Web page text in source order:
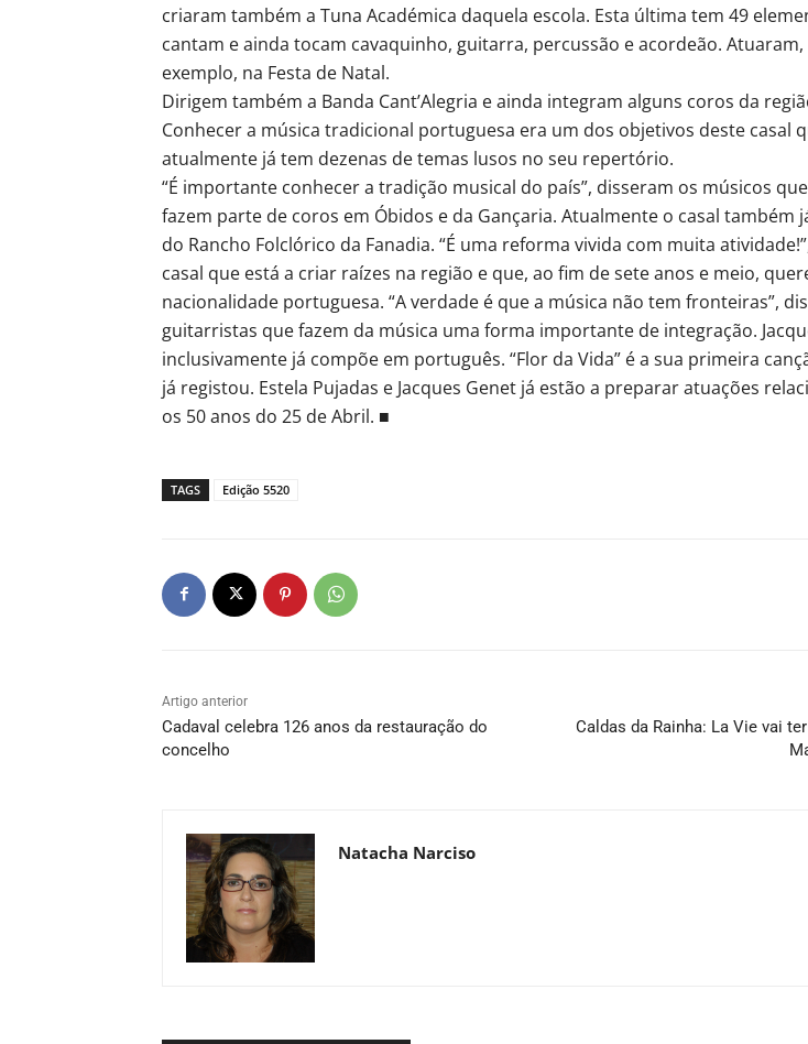
criaram também a Tuna Académica daquela escola. Esta última tem 49
cantam e ainda tocam cavaquinho, guitarra, percussão e acordeão.
exemplo, na Festa de Natal.
Dirigem também a Banda Cant’Alegria e ainda integram alguns coros da
Conhecer a música tradicional portuguesa era um dos objetivos deste casal
atualmente já tem dezenas de temas lusos no seu repertório.
“É importante conhecer a tradição musical do país”, disseram os músicos
fazem parte de coros em Óbidos e da Gançaria. Atualmente o casal também
do Rancho Folclórico da Fanadia. “É uma reforma vivida com muita
casal que está a criar raízes na região e que, ao fim de sete anos e meio,
nacionalidade portuguesa. “A verdade é que a música não tem fronteiras”,
guitarristas que fazem da música uma forma importante de integração.
inclusivamente já compõe em português. “Flor da Vida” é a sua primeira
já registou. Estela Pujadas e Jacques Genet já estão a preparar atuações
os 50 anos do 25 de Abril. ■
TAGS Edição 5520
Artigo anterior
Cadaval celebra 126 anos da restauração do
concelho
Caldas da Rainha: La Vie vai
Natacha Narciso